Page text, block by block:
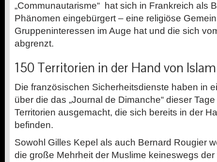
„Communautarisme“ hat sich in Frankreich als
Phänomen eingebürgert – eine religiöse
Gruppeninteressen im Auge hat und die sich
abgrenzt.
150 Territorien in der Hand von
Die französischen Sicherheitsdienste haben in
über die das „Journal de Dimanche“ dieser
Territorien ausgemacht, die sich bereits in der
befinden.
Sowohl Gilles Kepel als auch Bernard Rougier
die große Mehrheit der Muslime keineswegs